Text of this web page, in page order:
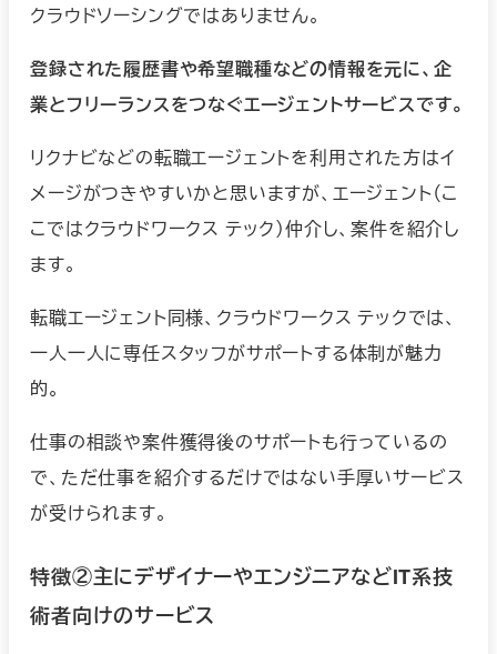
クラウドソーシングではありません。
登録された履歴書や希望職種などの情報を元に、企
業とフリーランスをつなぐエージェントサービスです。
リクナビなどの転職エージェントを利用された方はイ
メージがつきやすいかと思いますが、エージェント（こ
こではクラウドワークス テック）仲介し、案件を紹介し
ます。
転職エージェント同様、クラウドワークス テックでは、
一人一人に専任スタッフがサポートする体制が魅力
的。
仕事の相談や案件獲得後のサポートも行っているの
で、ただ仕事を紹介するだけではない手厚いサービス
が受けられます。
特徴②主にデザイナーやエンジニアなどIT系技
術者向けのサービス